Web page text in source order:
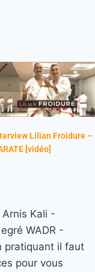
Lilian Froidure –
[vidéo]
Kali -
WADR -
pratiquant il faut
pour vous